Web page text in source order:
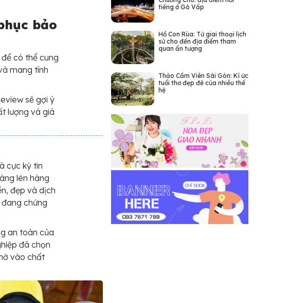
bảo
có thể cung
mang tính
sẽ gợi ý
lượng và giá
cực kỳ tin
lên hàng
đẹp và dịch
chứng
an toàn của
đã chọn
vào chất
tiếng ở Gò Vấp
Hồ Con Rùa: Từ giai thoại lịch
sử cho đến địa điểm tham
quan ấn tượng
Thảo Cầm Viên Sài Gòn: Kí ức
tuổi thơ đẹp đẽ của nhiều thế
hệ